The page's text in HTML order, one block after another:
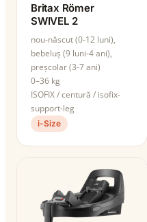
Britax Römer
SWIVEL 2
nou-născut (0-12 luni),
bebeluș (9 luni-4 ani),
preșcolar (3-7 ani)
0–36 kg
ISOFIX / centură / isofix-
support-leg
i-Size